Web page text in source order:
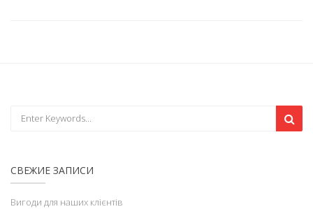
СВЕЖИЕ ЗАПИСИ
Вигоди для наших клієнтів